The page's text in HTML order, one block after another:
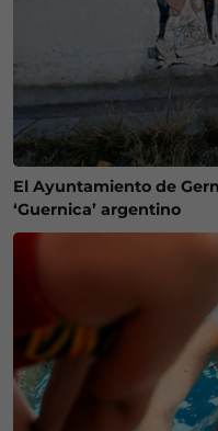
El Ayuntamiento de
‘Guernica’ argentino